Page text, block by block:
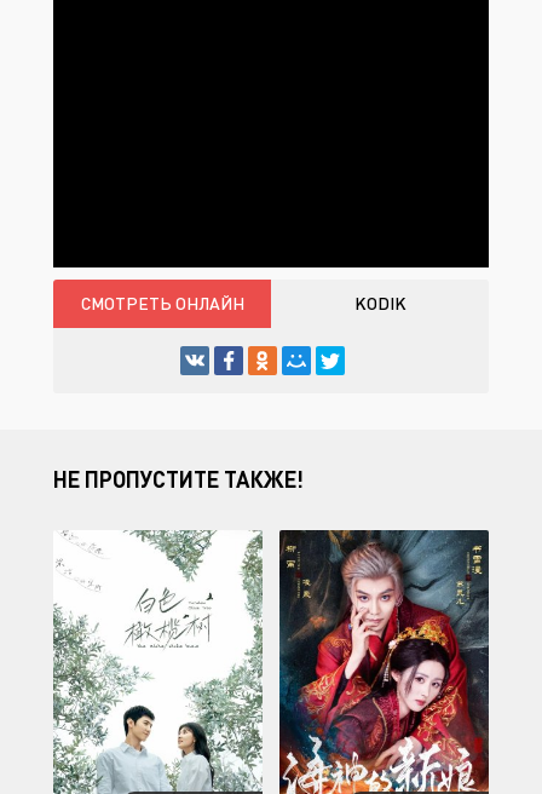
СМОТРЕТЬ ОНЛАЙН KODIK
НЕ ПРОПУСТИТЕ ТАКЖЕ!